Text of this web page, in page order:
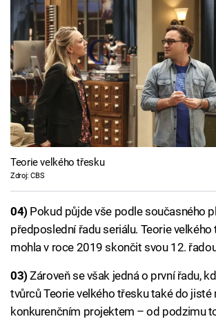
Teorie velkého třesku
Zdroj: CBS
04) Pokud půjde vše podle současného
předposlední řadu seriálu. Teorie
mohla v roce 2019 skončit svou 12.
03)Zároveň se však jedná o první řadu,
tvůrců Teorie velkého třesku také do jisté
konkurenčním projektem – od podzimu